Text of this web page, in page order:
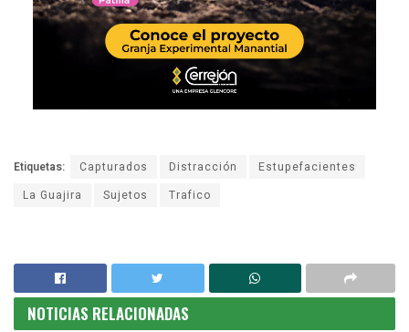
Etiquetas: Capturados Distracción
Estupefacientes
La Guajira
Sujetos Trafico
NOTICIAS RELACIONADAS